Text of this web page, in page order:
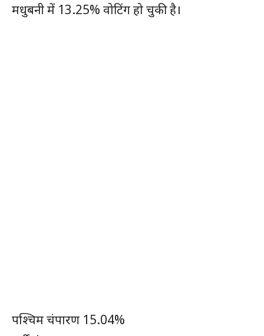
मधुबनी में 13.25% वोटिंग हो चुकी है।
पश्चिम चंपारण 15.04%